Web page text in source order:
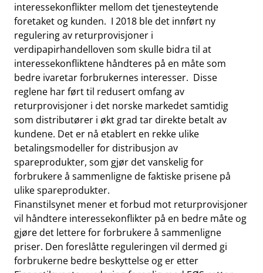
interessekonflikter mellom det tjenesteytende
foretaket og kunden. I 2018 ble det innført ny
regulering av returprovisjoner i
verdipapirhandelloven som skulle bidra til at
interessekonfliktene håndteres på en måte som
bedre ivaretar forbrukernes interesser. Disse
reglene har ført til redusert omfang av
returprovisjoner i det norske markedet samtidig
som distributører i økt grad tar direkte betalt av
kundene. Det er nå etablert en rekke ulike
betalingsmodeller for distribusjon av
spareprodukter, som gjør det vanskelig for
forbrukere å sammenligne de faktiske prisene på
ulike spareprodukter.
Finanstilsynet mener et forbud mot returprovisjoner
vil håndtere interessekonflikter på en bedre måte og
gjøre det lettere for forbrukere å sammenligne
priser. Den foreslåtte reguleringen vil dermed gi
forbrukerne bedre beskyttelse og er etter